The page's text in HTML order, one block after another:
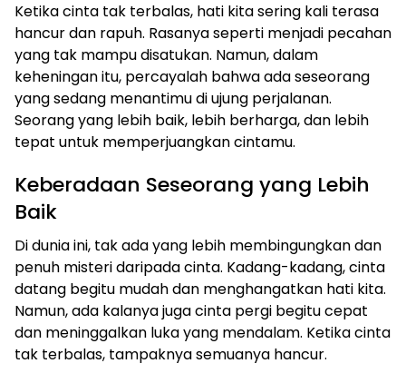
Ketika cinta tak terbalas, hati kita sering kali terasa
hancur dan rapuh. Rasanya seperti menjadi pecahan
yang tak mampu disatukan. Namun, dalam
keheningan itu, percayalah bahwa ada seseorang
yang sedang menantimu di ujung perjalanan.
Seorang yang lebih baik, lebih berharga, dan lebih
tepat untuk memperjuangkan cintamu.
Keberadaan Seseorang yang Lebih
Baik
Di dunia ini, tak ada yang lebih membingungkan dan
penuh misteri daripada cinta. Kadang-kadang, cinta
datang begitu mudah dan menghangatkan hati kita.
Namun, ada kalanya juga cinta pergi begitu cepat
dan meninggalkan luka yang mendalam. Ketika cinta
tak terbalas, tampaknya semuanya hancur.